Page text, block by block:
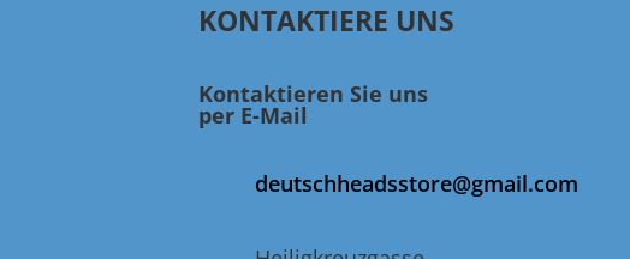
KONTAKTIERE UNS
Kontaktieren Sie uns
per E-Mail
deutschheadsstore@gmail.com